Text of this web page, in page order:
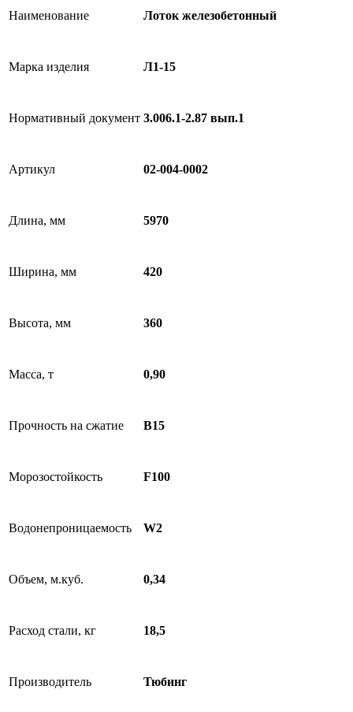
Наименование Лоток железобетонный
Марка изделия Л1-15
Нормативный документ 3.006.1-2.87 вып.1
Артикул 02-004-0002
Длина, мм 5970
Ширина, мм 420
Высота, мм 360
Масса, т 0,90
Прочность на сжатие B15
Морозостойкость F100
Водонепроницаемость W2
Объем, м.куб. 0,34
Расход стали, кг 18,5
Производитель Тюбинг